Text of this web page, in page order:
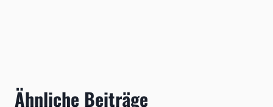
Ähnliche Beiträge